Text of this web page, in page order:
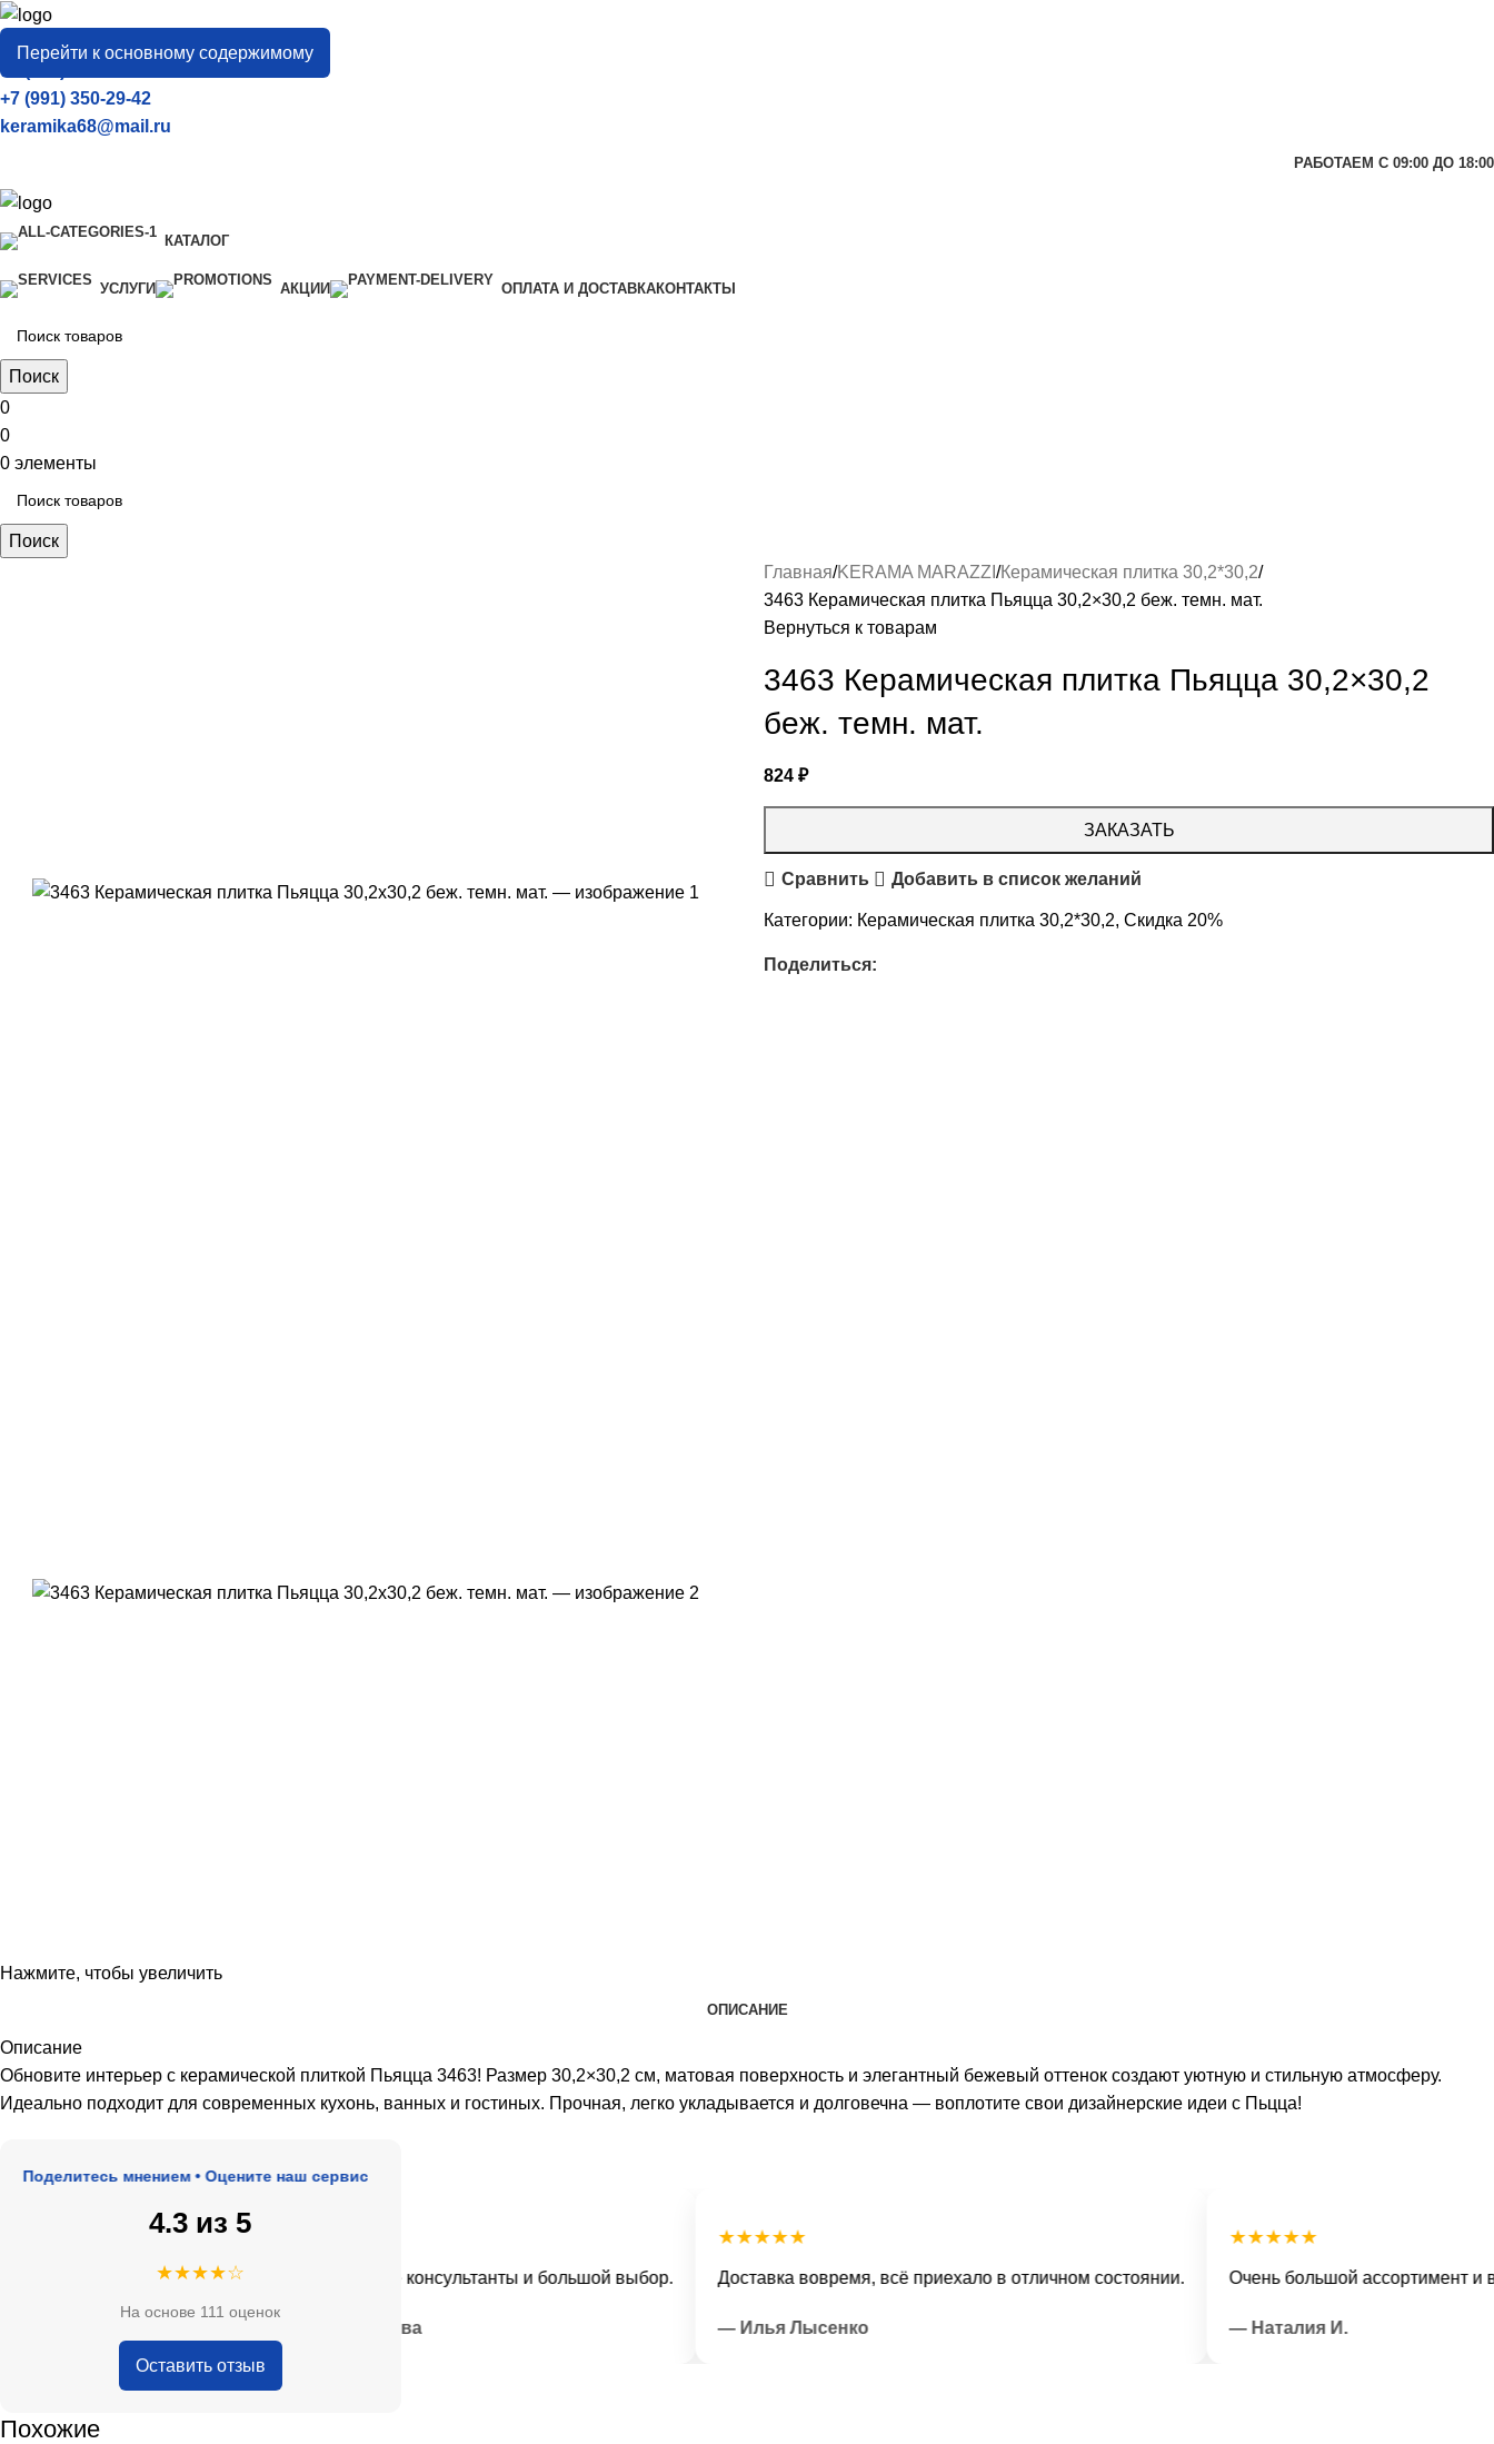
Перейти к основному содержимому
город
Тамбов
+7 (906) 657-33-54
+7 (991) 350-29-42
keramika68@mail.ru
РАБОТАЕМ С 09:00 ДО 18:00
КАТАЛОГ
УСЛУГИ АКЦИИ ОПЛАТА И ДОСТАВКАКОНТАКТЫ
Поиск
0
0
0 элементы
Поиск
Нажмите, чтобы увеличить
Главная KERAMA MARAZZI Керамическая плитка 30,2*30,2
3463 Керамическая плитка Пьяцца 30,2×30,2 беж. темн. мат.
Вернуться к товарам
3463 Керамическая плитка Пьяцца 30,2×30,2
беж. темн. мат.
824 ₽
ЗАКАЗАТЬ
Сравнить Добавить в список желаний
Категории: Керамическая плитка 30,2*30,2, Скидка 20%
Поделиться:
ОПИСАНИЕ
Описание
Обновите интерьер с керамической плиткой Пьяцца 3463! Размер 30,2×30,2 см, матовая поверхность и элегантный бежевый оттенок создают уютную и стильную атмосферу.
Идеально подходит для современных кухонь, ванных и гостиных. Прочная, легко укладывается и долговечна — воплотите свои дизайнерские идеи с Пьцца!
мнением • Оцените наш сервис
4.3 из 5
★★★★☆
На основе 111 оценок
Оставить отзыв
адекватные цены.
★★★★★
Очень приятные консультанты и большой выбор.
★★★★★
Доставка вовремя, всё приехало в отличном состоянии.
— Илья Лысенко
★★★★★
Очень большой ассортимент и
— Наталия И.
Похожие